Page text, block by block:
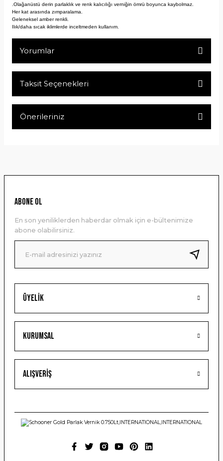
Olağanüstü derin parlaklık ve renk kalıcılığı verniğin ömrü boyunca kaybolmaz.
Her kat arasında zımparalama.
Geleneksel amber renkli.
Ilık/daha sıcak iklimlerde inceltmeden kullanım.
Yorumlar
Taksit Seçenekleri
Önerileriniz
Ürün resmi kalitesiz, bozuk veya görüntülenemiyor.
Ürün bilgilerinde hatalar bulunuyor.
Ürün fiyatı diğer sitelerden daha pahalı.
Bu ürüne benzer farklı alternatifler olmalı.
Gönder
Üyelik
Kurumsal
Alışveriş
ABONE OL
En son yeniliklerden haberdar olmak için e-bültenimize
abone olabilirsiniz.